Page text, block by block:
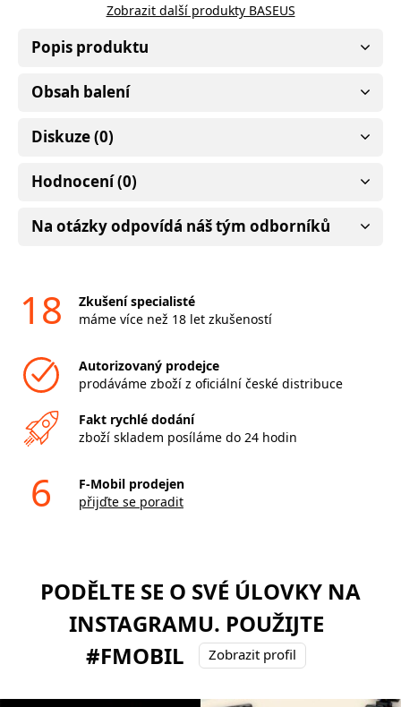
Zobrazit další produkty BASEUS
Popis produktu
Obsah balení
Diskuze (0)
Hodnocení (0)
Na otázky odpovídá náš tým odborníků
18
Zkušení specialisté
máme více než 18 let zkušeností
Autorizovaný prodejce
prodáváme zboží z oficiální české distribuce
Fakt rychlé dodání
zboží skladem posíláme do 24 hodin
6
F-Mobil prodejen
přijďte se poradit
PODĚLTE SE O SVÉ ÚLOVKY NA
INSTAGRAMU. POUŽIJTE
#FMOBIL
Zobrazit profil